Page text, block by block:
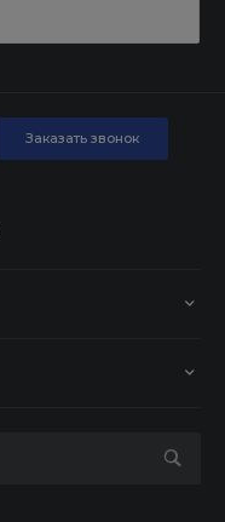
Заказать звонок